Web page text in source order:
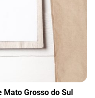
Grosso do Sul